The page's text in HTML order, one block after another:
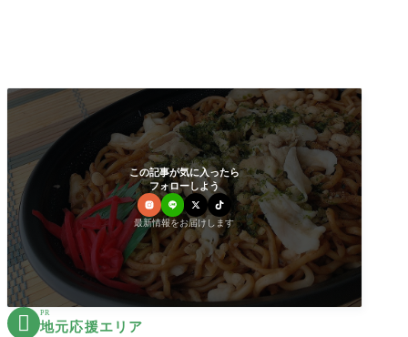
この記事が気に入ったら
フォローしよう
最新情報をお届けします
 PR
地元応援エリア